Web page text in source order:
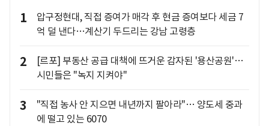
1
압구정현대, 직접 증여가 매각 후 현금 증여보다 세금 7
억 덜 낸다…계산기 두드리는 강남 고령층
2
[르포] 부동산 공급 대책에 뜨거운 감자된 '용산공원'…
시민들은 "녹지 지켜야"
3
"직접 농사 안 지으면 내년까지 팔아라"… 양도세 중과
에 떨고 있는 6070